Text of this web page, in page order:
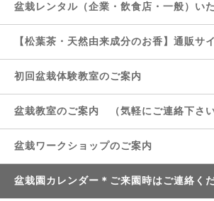
盆栽レンタル（企業・飲食店・一般）い
【松葉茶・天然由来成分のお香】通販サ
初回盆栽体験教室のご案内
盆栽教室のご案内 （気軽にご連絡下さい
盆栽ワークショップのご案内
盆栽園カレンダー＊ご来園時はご連絡く